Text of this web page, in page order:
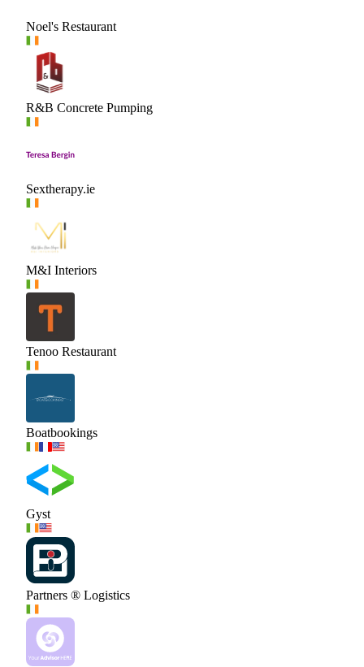
Noel's Restaurant
R&B Concrete Pumping
Sextherapy.ie
M&I Interiors
Tenoo Restaurant
Boatbookings
Gyst
Partners ® Logistics